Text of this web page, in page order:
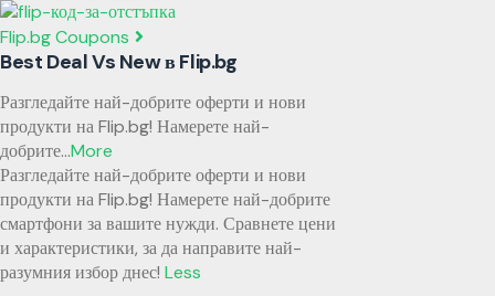
Flip.bg Coupons
Best Deal Vs New в Flip.bg
Разгледайте най-добрите оферти и нови
продукти на Flip.bg! Намерете най-
добрите...More
Разгледайте най-добрите оферти и нови
продукти на Flip.bg! Намерете най-добрите
смартфони за вашите нужди. Сравнете цени
и характеристики, за да направите най-
разумния избор днес! Less